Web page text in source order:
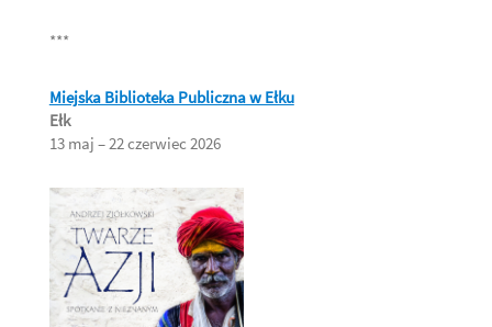
***
Miejska Biblioteka Publiczna w Ełku
Ełk
13 maj – 22 czerwiec 2026